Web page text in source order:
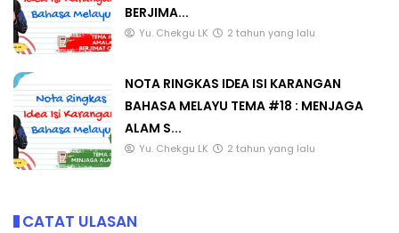
BERJIMA...
Yu. Chekgu LK 2 tahun yang lalu
NOTA RINGKAS IDEA ISI KARANGAN
BAHASA MELAYU TEMA #18 : MENJAGA
ALAM S...
Yu. Chekgu LK 2 tahun yang lalu
CATAT ULASAN